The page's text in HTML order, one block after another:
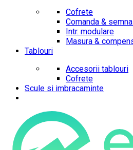
Cofrete
Comanda &
Intr. modulare
Masura &
Tablouri
Accesorii tablouri
Cofrete
Scule si imbracaminte